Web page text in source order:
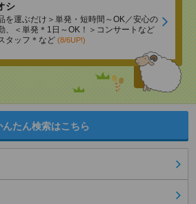
シ
を運ぶだけ＞単発・短時間～OK／安心の
、＜単発＊1日～OK！＞コンサートなど
タッフ＊など (8/6UP!)
んたん検索はこちら